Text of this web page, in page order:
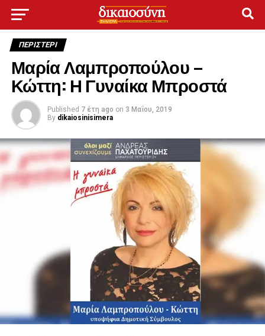
ΠΕΡΙΣΤΕΡΙ
Μαρία Λαμπροπούλου –
Κώττη: Η Γυναίκα Μπροστά
Published 7 έτη ago on 3 Μαΐου, 2019
By dikaiosinisimera